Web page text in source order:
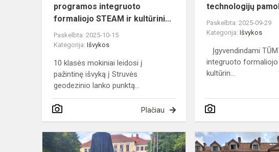
programos integruoto
formaliojo STEAM ir kultūrini...
Paskelbta: 2025-10-15
Kategorija: Išvykos
10 klasės mokiniai leidosi į
pažintinę išvyką į Struvės
geodezinio lanko punktą...
Plačiau
technologijų
Paskelbta: 2025-09-29
Kategorija:Išvykos
Įgyvendindami
integruoto formaliojo
kultūrin...
Keliavome
po